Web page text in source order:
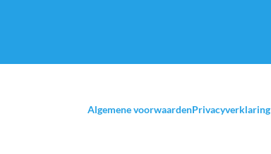
Algemene voorwaardenPrivacyverklaring